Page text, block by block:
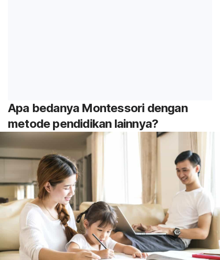
Apa bedanya Montessori dengan
metode pendidikan lainnya?